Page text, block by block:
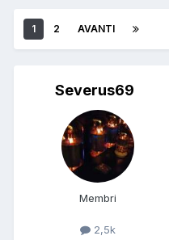
1 2 AVANTI
Severus69
Membri
2,5k